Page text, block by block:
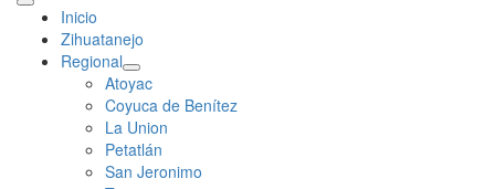
Primary
Menu
Inicio
Zihuatanejo
Regional
Atoyac
Coyuca de Benítez
La Union
Petatlán
San Jeronimo